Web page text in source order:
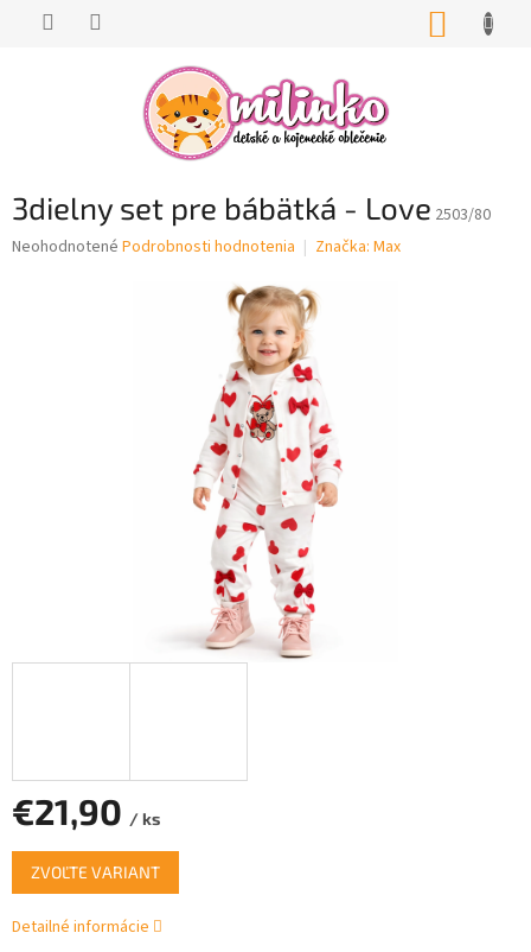
3dielny set pre bábätká - Love 2503/80
Priemerné
Neohodnotené Podrobnosti hodnotenia Značka: Max
€21,90 / ks
Jednotková
cena:
ZVOĽTE VARIANT
Detailné informácie